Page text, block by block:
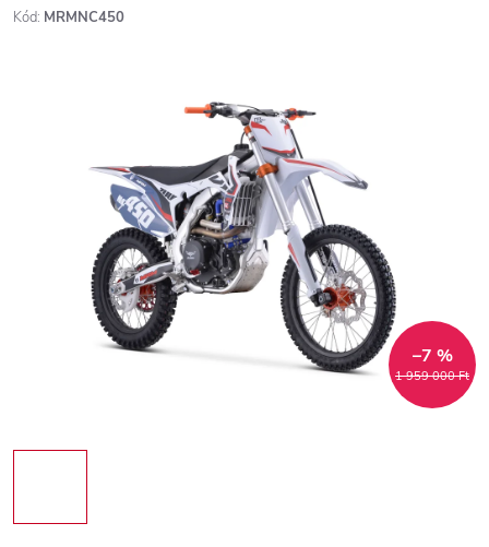
Kód: MRMNC450
1 959 000 Ft
–7 %